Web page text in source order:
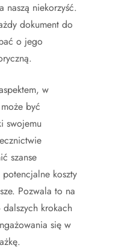
naszą niekorzyść.
dokument do
o jego
w
być
swojemu
szanse
koszty
Pozwala to na
krokach
się w